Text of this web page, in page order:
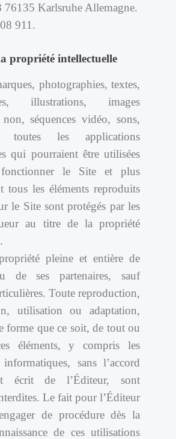
76135 Karlsruhe Allemagne.
911.
propriété intellectuelle
photographies, textes,
illustrations, images
séquences vidéo, sons,
les applications
qui pourraient être utilisées
le Site et plus
tous les éléments reproduits
le Site sont protégés par les
au titre de la propriété
pleine et entière de
de ses partenaires, sauf
Toute reproduction,
utilisation ou adaptation,
forme que ce soit, de tout ou
éléments, y compris les
sans l’accord
écrit de l’Éditeur, sont
Le fait pour l’Éditeur
de procédure dès la
de ces utilisations